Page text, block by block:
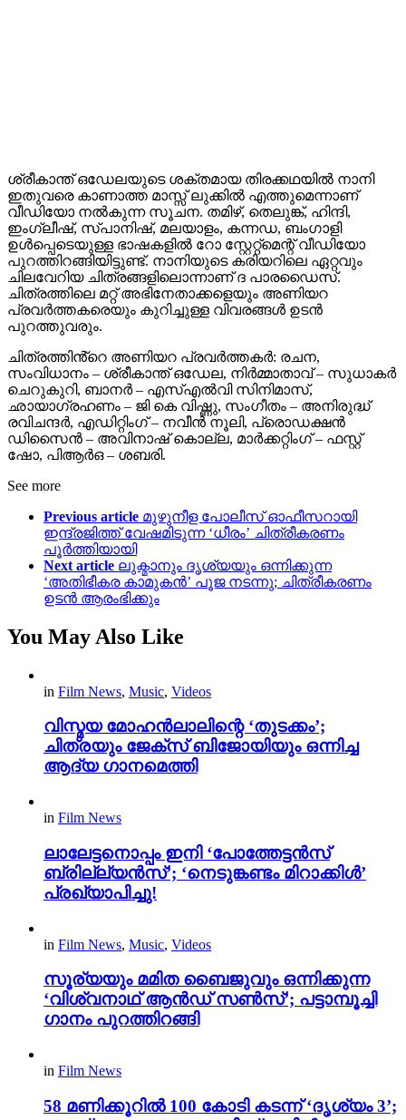
ശ്രീകാന്ത് ഒഡേലയുടെ ശക്തമായ തിരക്കഥയിൽ നാനി
ഇതുവരെ കാണാത്ത മാസ്സ് ലുക്കിൽ എത്തുമെന്നാണ്
വീഡിയോ നൽകുന്ന സൂചന. തമിഴ്, തെലുങ്ക്, ഹിന്ദി,
ഇംഗ്ലീഷ്, സ്പാനിഷ്, മലയാളം, കന്നഡ, ബംഗാളി
ഉൾപ്പെടെയുള്ള ഭാഷകളിൽ റോ സ്റ്റേറ്റ്മെന്റ് വീഡിയോ
പുറത്തിറങ്ങിയിട്ടുണ്ട്. നാനിയുടെ കരിയറിലെ ഏറ്റവും
ചിലവേറിയ ചിത്രങ്ങളിലൊന്നാണ് ദ പാരഡൈസ്.
ചിത്രത്തിലെ മറ്റ് അഭിനേതാക്കളെയും അണിയറ
പ്രവർത്തകരെയും കുറിച്ചുള്ള വിവരങ്ങൾ ഉടൻ
പുറത്തുവരും.
ചിത്രത്തിൻ്റെ അണിയറ പ്രവർത്തകർ: രചന,
സംവിധാനം – ശ്രീകാന്ത് ഒഡേല, നിർമ്മാതാവ് – സുധാകർ
ചെറുകുറി, ബാനർ – എസ്എൽവി സിനിമാസ്,
ഛായാഗ്രഹണം – ജി കെ വിഷ്ണു, സംഗീതം – അനിരുദ്ധ്
രവിചന്ദർ, എഡിറ്റിംഗ് – നവീൻ നൂലി, പ്രൊഡക്ഷൻ
ഡിസൈൻ – അവിനാഷ് കൊല്ല, മാർക്കറ്റിംഗ് – ഫസ്റ്റ്
ഷോ, പിആർഒ – ശബരി.
See more
Previous article മുഴുനീള പോലീസ് ഓഫീസറായി
ഇന്ദ്രജിത്ത് വേഷമിടുന്ന ‘ധീരം’ ചിത്രീകരണം
പൂർത്തിയായി
Next article ലുക്മാനും ദൃശ്യയും ഒന്നിക്കുന്ന
‘അതിഭീകര കാമുകൻ’ പൂജ നടന്നു; ചിത്രീകരണം
ഉടൻ ആരംഭിക്കും
You May Also Like
in Film News, Music, Videos
വിസ്മയ മോഹൻലാലിന്റെ ‘തുടക്കം’;
ചിത്രയും ജേക്സ് ബിജോയിയും ഒന്നിച്ച
ആദ്യ ഗാനമെത്തി
in Film News
ലാലേട്ടനൊപ്പം ഇനി ‘പോത്തേട്ടൻസ്
ബ്രില്ല്യൻസ്’; ‘നെടുങ്കണ്ടം മിറാക്കിൾ’
പ്രഖ്യാപിച്ചു!
in Film News, Music, Videos
സൂര്യയും മമിത ബൈജുവും ഒന്നിക്കുന്ന
‘വിശ്വനാഥ് ആൻഡ് സൺസ്’; പട്ടാമ്പൂച്ചി
ഗാനം പുറത്തിറങ്ങി
in Film News
58 മണിക്കൂറിൽ 100 കോടി കടന്ന് ‘ദൃശ്യം 3’;